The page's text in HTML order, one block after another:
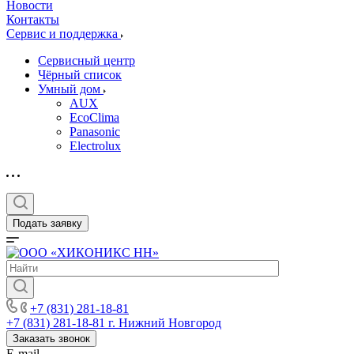
Новости
Контакты
Сервис и поддержка
Сервисный центр
Чёрный список
Умный дом
AUX
EcoClima
Panasonic
Electrolux
Подать заявку
+7 (831) 281-18-81
+7 (831) 281-18-81 г. Нижний Новгород
Заказать звонок